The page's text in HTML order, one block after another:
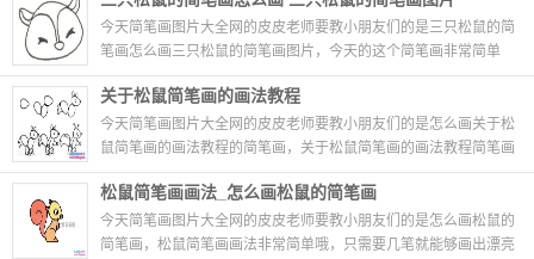
今天简笔画图片大全网的皮皮老师要教小朋友们的是三只松鼠的简
笔画怎么画三只松鼠的简笔画图片，今天的这个简笔画非常简单
哦，只需要几笔就能够画出三只松鼠的简笔画怎么...
06-27
关于松鼠简笔画的画法教程
今天简笔画图片大全网的皮皮老师要教小朋友们的是怎么画关于松
鼠简笔画的画法教程的简笔画，关于松鼠简笔画的画法教程简笔画
画法非常简单哦，只需要几笔就能够画出漂亮的关...
09-30
松鼠简笔画画法_怎么画松鼠的简笔画
今天简笔画图片大全网的皮皮老师要教小朋友们的是怎么画松鼠的
简笔画，松鼠简笔画画法非常简单哦，只需要几笔就能够画出漂亮